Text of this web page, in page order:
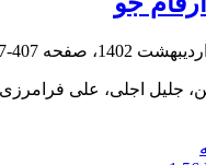
407-427
جلیل اجلی، علی